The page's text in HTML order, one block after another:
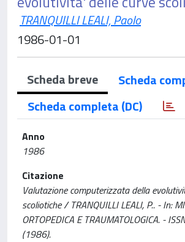
TRANQUILLI LEALI, Paolo
1986-01-01
Scheda breve
Scheda
Scheda completa (DC)
Anno
1986
Citazione
Valutazione computerizzata della
scoliotiche / TRANQUILLI LEALI, P.. - In:
ORTOPEDICA E TRAUMATOLOGICA. -
(1986).